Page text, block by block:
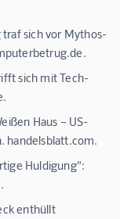
sich vor Mythos-
sich mit Tech-
Haus – US-
handelsblatt.com.
Huldigung":
enthüllt